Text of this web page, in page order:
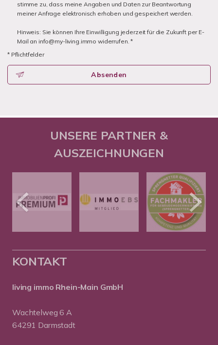
stimme zu, dass meine Angaben und Daten zur Beantwortung
meiner Anfrage elektronisch erhoben und gespeichert werden.
Hinweis: Sie können Ihre Einwilligung jederzeit für die Zukunft per E-
Mail an info@my-living.immo widerrufen. *
* Pflichtfelder
Absenden
UNSERE PARTNER &
AUSZEICHNUNGEN
KONTAKT
living immo Rhein-Main GmbH
Wachtelweg 6 A
64291 Darmstadt